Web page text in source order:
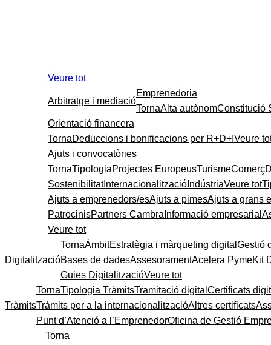
Veure tot
Arbitratge i mediació
Emprenedoria
TornaAlta autònomConstitució
Orientació financera
TornaDeduccions i bonificacions per R+D+I Veure
Ajuts i convocatòries
TornaTipologiaProjectes EuropeusTurismeComerç
SostenibilitatInternacionalització IndústriaVeure tot
Ajuts a emprenedors/esAjuts a pimesAjuts a grans
PatrocinisPartners Cambra Informació empresarial
Veure tot
Digitalització
TornaÀmbitEstratègia i màrqueting digital Gestió
Bases de dadesAssesoramentAcelera PymeKit
Guies DigitalitzacióVeure tot
Tràmits
TornaTipologia TràmitsTramitació digital Certificats
Tràmits per a la internacionalitzacióAltres certificats
Punt d’Atenció a l’EmprenedorOficina de Gestió
Torna